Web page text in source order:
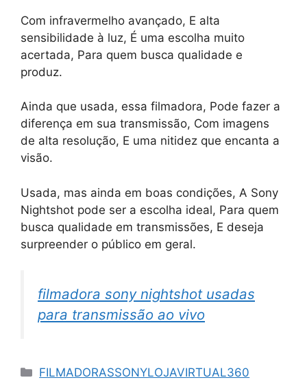
Com infravermelho avançado, E alta
sensibilidade à luz, É uma escolha muito
acertada, Para quem busca qualidade e
produz.
Ainda que usada, essa filmadora, Pode fazer a
diferença em sua transmissão, Com imagens
de alta resolução, E uma nitidez que encanta a
visão.
Usada, mas ainda em boas condições, A Sony
Nightshot pode ser a escolha ideal, Para quem
busca qualidade em transmissões, E deseja
surpreender o público em geral.
filmadora sony nightshot usadas
para transmissão ao vivo
Categorias
FILMADORASSONYLOJAVIRTUAL360